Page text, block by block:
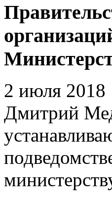
2 июля 2018
Дмитрий